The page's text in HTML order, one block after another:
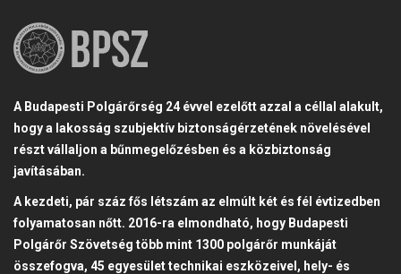
A Budapesti Polgárőrség 24 évvel ezelőtt azzal a céllal alakult,
hogy a lakosság szubjektív biztonságérzetének növelésével
részt vállaljon a bűnmegelőzésben és a közbiztonság
javításában.
A kezdeti, pár száz fős létszám az elmúlt két és fél évtizedben
folyamatosan nőtt. 2016-ra elmondható, hogy Budapesti
Polgárőr Szövetség több mint 1300 polgárőr munkáját
összefogva, 45 egyesület technikai eszközeivel, hely- és